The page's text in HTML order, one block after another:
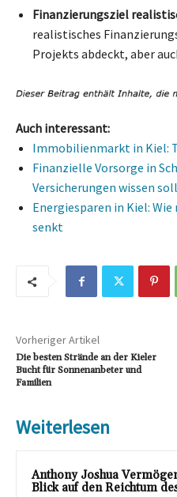
Finanzierungsziel
realistisches
Projekts abdeckt, aber
Auch interessant:
Immobilienmarkt in Kiel:
Finanzielle Vorsorge in
Versicherungen wissen
Energiesparen in Kiel:
senkt
Vorheriger Artikel
Die besten Strände an der Kieler
Bucht für Sonnenanbeter und
Familien
Weiterlesen
Anthony Joshua
Blick auf den Reichtum